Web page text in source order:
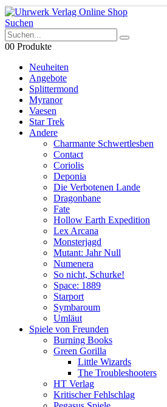
Suchen
00 Produkte
Neuheiten
Angebote
Splittermond
Myranor
Vaesen
Star Trek
Andere
Charmante Schwertlesben
Contact
Coriolis
Deponia
Die Verbotenen Lande
Dragonbane
Fate
Hollow Earth Expedition
Lex Arcana
Monsterjagd
Mutant: Jahr Null
Numenera
So nicht, Schurke!
Space: 1889
Starport
Symbaroum
Umläut
Spiele von Freunden
Burning Books
Green Gorilla
Little Wizards
The Troubleshooters
HT Verlag
Kritischer Fehlschlag